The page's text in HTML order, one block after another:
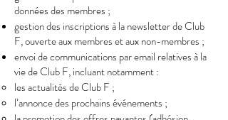
données des membres ;
gestion des inscriptions à la newsletter de Club
F, ouverte aux membres et aux non-membres ;
envoi de communications par email relatives à la
vie de Club F, incluant notamment :
les actualités de Club F ;
l’annonce des prochains événements ;